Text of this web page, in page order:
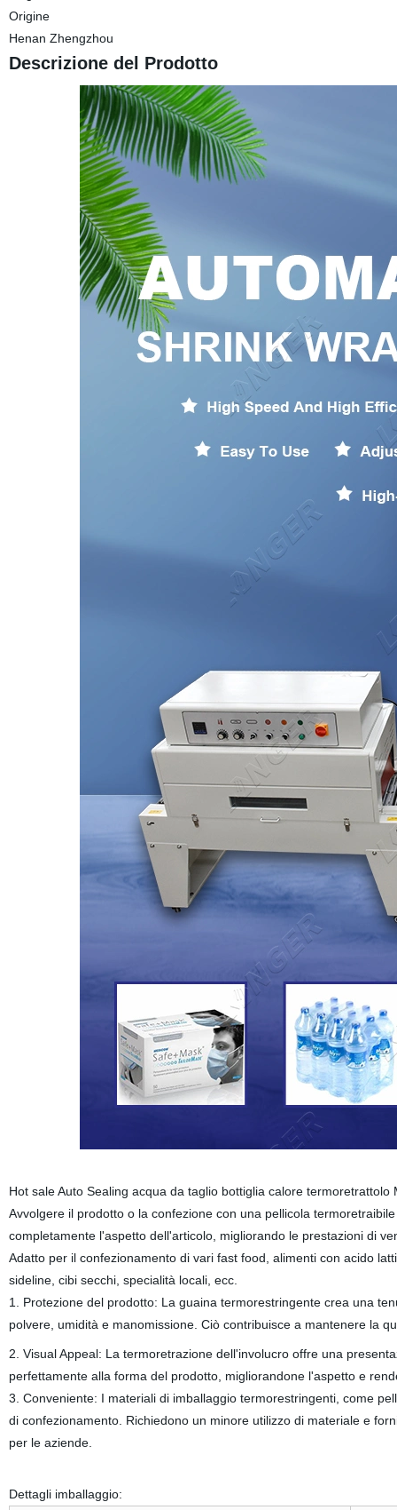
Origine
Henan Zhengzhou
Descrizione del Prodotto
Hot sale Auto Sealing acqua da taglio bottiglia calore termoretrattolo
Avvolgere il prodotto o la confezione con una pellicola
completamente l'aspetto dell'articolo, migliorando le prestazioni di
Adatto per il confezionamento di vari fast food, alimenti con acido
sideline, cibi secchi, specialità locali, ecc.
1. Protezione del prodotto: La guaina termorestringente crea una
polvere, umidità e manomissione. Ciò contribuisce a mantenere la
2. Visual Appeal: La termoretrazione dell'involucro offre una
perfettamente alla forma del prodotto, migliorandone l'aspetto e
3. Conveniente: I materiali di imballaggio termorestringenti, come
di confezionamento. Richiedono un minore utilizzo di materiale e
per le aziende.
Dettagli imballaggio: